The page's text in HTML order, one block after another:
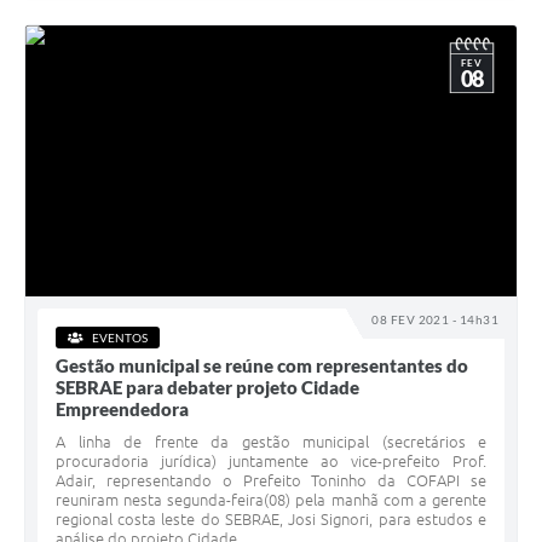
08 FEV 2021 - 14h31
FEV
08
EVENTOS
Gestão municipal se reúne com representantes do
SEBRAE para debater projeto Cidade
Empreendedora
A linha de frente da gestão municipal (secretários e
procuradoria jurídica) juntamente ao vice-prefeito Prof.
Adair, representando o Prefeito Toninho da COFAPI se
reuniram nesta segunda-feira(08) pela manhã com a gerente
regional costa leste do SEBRAE, Josi Signori, para estudos e
análise do projeto Cidade...